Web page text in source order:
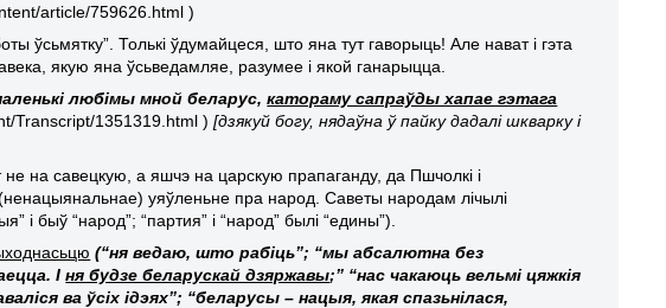
article/759626.html )
ўсьмятку”. Толькі ўдумайцеся, што яна тут гаворыць! Але нават і гэта
якую яна ўсьведамляе, разумее і якой ганарыцца.
любімы мной беларус,катораму сапраўды хапае гэтага
Transcript/1351319.html )[дзякуй богу, нядаўна ў пайку дадалі шкварку і
не на савецкую, а яшчэ на царскую прапаганду, да Пшчолкі і
уяўленьне пра народ. Саветы народам лічылі
быў “народ”; “партия” і “народ” былі “едины”).
(“ня ведаю, што рабіць”; “мы абсалютна без
Іня будзе беларускай дзяржавы;” “нас чакаюць вельмі цяжкія
ва ўсіх ідэях”; “беларусы – нацыя, якая спазьнілася,